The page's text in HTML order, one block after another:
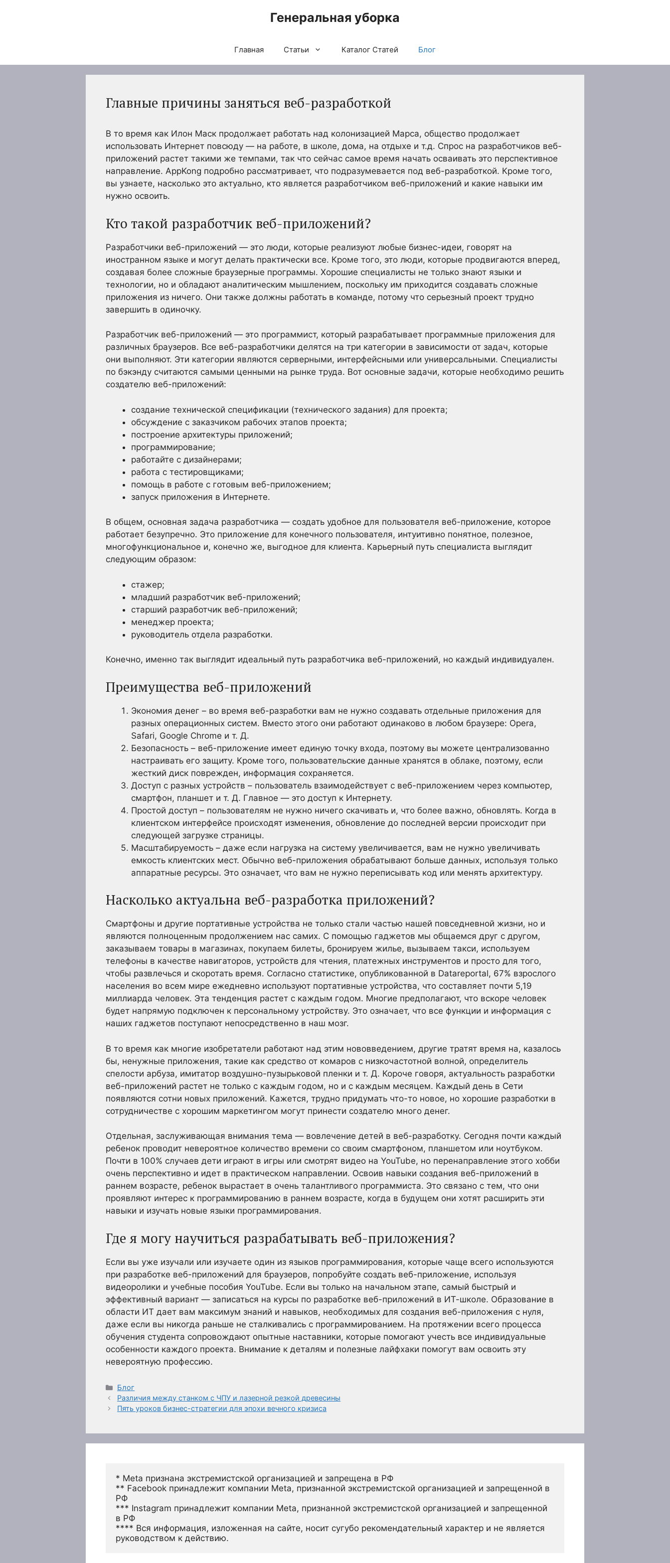
Генеральная уборка
Главная Статьи Каталог Статей Блог
Главные причины заняться веб-разработкой
В то время как Илон Маск продолжает работать над колонизацией Марса, общество продолжает
использовать Интернет повсюду — на работе, в школе, дома, на отдыхе и т.д. Спрос на разработчиков веб-
приложений растет такими же темпами, так что сейчас самое время начать осваивать это перспективное
направление. AppKong подробно рассматривает, что подразумевается под веб-разработкой. Кроме того,
вы узнаете, насколько это актуально, кто является разработчиком веб-приложений и какие навыки им
нужно освоить.
Кто такой разработчик веб-приложений?
Разработчики веб-приложений — это люди, которые реализуют любые бизнес-идеи, говорят на
иностранном языке и могут делать практически все. Кроме того, это люди, которые продвигаются вперед,
создавая более сложные браузерные программы. Хорошие специалисты не только знают языки и
технологии, но и обладают аналитическим мышлением, поскольку им приходится создавать сложные
приложения из ничего. Они также должны работать в команде, потому что серьезный проект трудно
завершить в одиночку.
Разработчик веб-приложений — это программист, который разрабатывает программные приложения для
различных браузеров. Все веб-разработчики делятся на три категории в зависимости от задач, которые
они выполняют. Эти категории являются серверными, интерфейсными или универсальными. Специалисты
по бэкэнду считаются самыми ценными на рынке труда. Вот основные задачи, которые необходимо решить
создателю веб-приложений:
создание технической спецификации (технического задания) для проекта;
обсуждение с заказчиком рабочих этапов проекта;
построение архитектуры приложений;
программирование;
работайте с дизайнерами;
работа с тестировщиками;
помощь в работе с готовым веб-приложением;
запуск приложения в Интернете.
В общем, основная задача разработчика — создать удобное для пользователя веб-приложение, которое
работает безупречно. Это приложение для конечного пользователя, интуитивно понятное, полезное,
многофункциональное и, конечно же, выгодное для клиента. Карьерный путь специалиста выглядит
следующим образом:
стажер;
младший разработчик веб-приложений;
старший разработчик веб-приложений;
менеджер проекта;
руководитель отдела разработки.
Конечно, именно так выглядит идеальный путь разработчика веб-приложений, но каждый индивидуален.
Преимущества веб-приложений
Экономия денег – во время веб-разработки вам не нужно создавать отдельные приложения для
разных операционных систем. Вместо этого они работают одинаково в любом браузере: Opera,
Safari, Google Chrome и т. Д.
Безопасность – веб-приложение имеет единую точку входа, поэтому вы можете централизованно
настраивать его защиту. Кроме того, пользовательские данные хранятся в облаке, поэтому, если
жесткий диск поврежден, информация сохраняется.
Доступ с разных устройств – пользователь взаимодействует с веб-приложением через компьютер,
смартфон, планшет и т. Д. Главное — это доступ к Интернету.
Простой доступ – пользователям не нужно ничего скачивать и, что более важно, обновлять. Когда в
клиентском интерфейсе происходят изменения, обновление до последней версии происходит при
следующей загрузке страницы.
Масштабируемость – даже если нагрузка на систему увеличивается, вам не нужно увеличивать
емкость клиентских мест. Обычно веб-приложения обрабатывают больше данных, используя только
аппаратные ресурсы. Это означает, что вам не нужно переписывать код или менять архитектуру.
Насколько актуальна веб-разработка приложений?
Смартфоны и другие портативные устройства не только стали частью нашей повседневной жизни, но и
являются полноценным продолжением нас самих. С помощью гаджетов мы общаемся друг с другом,
заказываем товары в магазинах, покупаем билеты, бронируем жилье, вызываем такси, используем
телефоны в качестве навигаторов, устройств для чтения, платежных инструментов и просто для того,
чтобы развлечься и скоротать время. Согласно статистике, опубликованной в Datareportal, 67% взрослого
населения во всем мире ежедневно используют портативные устройства, что составляет почти 5,19
миллиарда человек. Эта тенденция растет с каждым годом. Многие предполагают, что вскоре человек
будет напрямую подключен к персональному устройству. Это означает, что все функции и информация с
наших гаджетов поступают непосредственно в наш мозг.
В то время как многие изобретатели работают над этим нововведением, другие тратят время на, казалось
бы, ненужные приложения, такие как средство от комаров с низкочастотной волной, определитель
спелости арбуза, имитатор воздушно-пузырьковой пленки и т. Д. Короче говоря, актуальность разработки
веб-приложений растет не только с каждым годом, но и с каждым месяцем. Каждый день в Сети
появляются сотни новых приложений. Кажется, трудно придумать что-то новое, но хорошие разработки в
сотрудничестве с хорошим маркетингом могут принести создателю много денег.
Отдельная, заслуживающая внимания тема — вовлечение детей в веб-разработку. Сегодня почти каждый
ребенок проводит невероятное количество времени со своим смартфоном, планшетом или ноутбуком.
Почти в 100% случаев дети играют в игры или смотрят видео на YouTube, но перенаправление этого хобби
очень перспективно и идет в практическом направлении. Освоив навыки создания веб-приложений в
раннем возрасте, ребенок вырастает в очень талантливого программиста. Это связано с тем, что они
проявляют интерес к программированию в раннем возрасте, когда в будущем они хотят расширить эти
навыки и изучать новые языки программирования.
Где я могу научиться разрабатывать веб-приложения?
Если вы уже изучали или изучаете один из языков программирования, которые чаще всего используются
при разработке веб-приложений для браузеров, попробуйте создать веб-приложение, используя
видеоролики и учебные пособия YouTube. Если вы только на начальном этапе, самый быстрый и
эффективный вариант — записаться на курсы по разработке веб-приложений в ИТ-школе. Образование в
области ИТ дает вам максимум знаний и навыков, необходимых для создания веб-приложения с нуля,
даже если вы никогда раньше не сталкивались с программированием. На протяжении всего процесса
обучения студента сопровождают опытные наставники, которые помогают учесть все индивидуальные
особенности каждого проекта. Внимание к деталям и полезные лайфхаки помогут вам освоить эту
невероятную профессию.
Рубрики
Блог
Различия между станком с ЧПУ и лазерной резкой древесины
Пять уроков бизнес-стратегии для эпохи вечного кризиса
* Meta признана экстремистской организацией и запрещена в РФ
** Facebook принадлежит компании Meta, признанной экстремистской организацией и запрещенной в
РФ
*** Instagram принадлежит компании Meta, признанной экстремистской организацией и запрещенной
в РФ
**** Вся информация, изложенная на сайте, носит сугубо рекомендательный характер и не является
руководством к действию.